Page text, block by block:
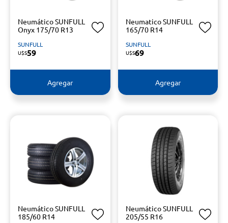
Neumático SUNFULL
Onyx 175/70 R13
SUNFULL
U$S59
Agregar
Neumatico SUNFULL
165/70 R14
SUNFULL
U$S69
Agregar
Neumático SUNFULL
185/60 R14
Neumático SUNFULL
205/55 R16